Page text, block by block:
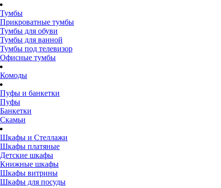
Тумбы
Прикроватные тумбы
Тумбы для обуви
Тумбы для ванной
Тумбы под телевизор
Офисные тумбы
Комоды
Пуфы и банкетки
Пуфы
Банкетки
Скамьи
Шкафы и Стеллажи
Шкафы платяные
Детские шкафы
Книжные шкафы
Шкафы витрины
Шкафы для посуды